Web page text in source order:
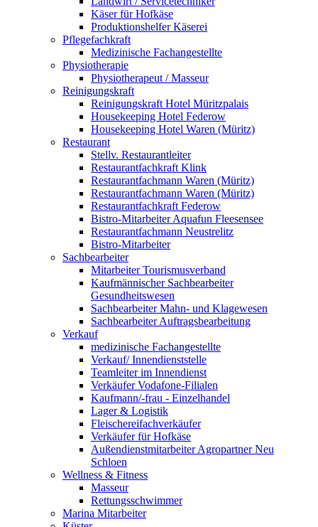
Käser für Hofkäse
Produktionshelfer Käserei
Pflegefachkraft
Medizinische Fachangestellte
Physiotherapie
Physiotherapeut / Masseur
Reinigungskraft
Reinigungskraft Hotel Müritzpalais
Housekeeping Hotel Federow
Housekeeping Hotel Waren (Müritz)
Restaurant
Stellv. Restaurantleiter
Restaurantfachkraft Klink
Restaurantfachmann Waren (Müritz)
Restaurantfachmann Waren (Müritz)
Restaurantfachkraft Federow
Bistro-Mitarbeiter Aquafun Fleesensee
Restaurantfachmann Neustrelitz
Bistro-Mitarbeiter
Sachbearbeiter
Mitarbeiter Tourismusverband
Kaufmännischer Sachbearbeiter
Gesundheitswesen
Sachbearbeiter Mahn- und Klagewesen
Sachbearbeiter Auftragsbearbeitung
Verkauf
medizinische Fachangestellte
Verkauf/ Innendienststelle
Teamleiter im Innendienst
Verkäufer Vodafone-Filialen
Kaufmann/-frau - Einzelhandel
Lager & Logistik
Fleischereifachverkäufer
Verkäufer für Hofkäse
Außendienstmitarbeiter Agropartner Neu
Schloen
Wellness & Fitness
Masseur
Rettungsschwimmer
Marina Mitarbeiter